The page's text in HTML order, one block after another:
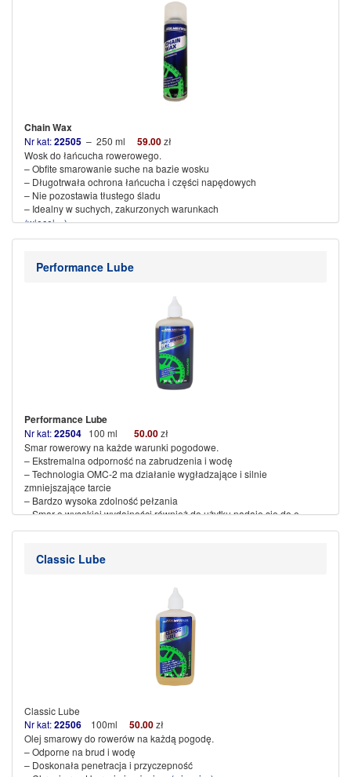
Chain Wax
Nr kat:22505 – 250 ml 59.00zł
Wosk do łańcucha rowerowego.
– Obfite smarowanie suche na bazie wosku
– Długotrwała ochrona łańcucha i części napędowych
– Nie pozostawia tłustego śladu
– Idealny w suchych, zakurzonych warunkach
(więcej…)
Performance Lube
Performance Lube
Nr kat:22504 100 ml 50.00zł
Smar rowerowy na każde warunki pogodowe.
– Ekstremalna odporność na zabrudzenia i wodę
– Technologia OMC-2 ma działanie wygładzające i silnie
zmniejszające tarcie
– Bardzo wysoka zdolność pełzania
– Smar o wysokiej wydajności również do użytkunadaje się do e-
(więcej…)
Classic Lube
Classic Lube
Nr kat:22506 100ml 50.00zł
Olej smarowy do rowerów na każdą pogodę.
– Odporne na brud i wodę
– Doskonała penetracja i przyczepność